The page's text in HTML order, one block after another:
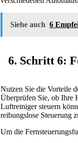
Siehe auch 6
6. Schritt 6:
Nutzen Sie die Vorteile
Überprüfen Sie, ob Ihre
Luftreiniger steuern
reibungslose Steuerung
Um die